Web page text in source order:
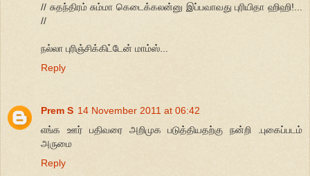
// சுதந்திரம் சும்மா கெடைக்கலன்னு இப்பவாவது புரியிதா ஹிஹி!...
//
நல்லா புரிஞ்சிக்கிட்டேன் மாம்ஸ்...
Reply
Prem S 14 November 2011 at 06:42
எங்க ஊர் பதிவரை அறிமுக படுத்தியதற்கு நன்றி .புகைப்படம்
அருமை
Reply